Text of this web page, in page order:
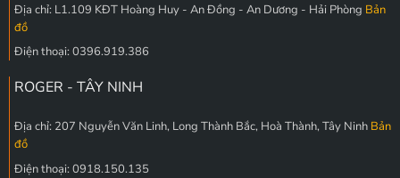
Địa chỉ: L1.109 KĐT Hoàng Huy - An Đồng - An Dương - Hải Phòng Bản
đồ
Điện thoại: 0396.919.386
ROGER - TÂY NINH
Địa chỉ: 207 Nguyễn Văn Linh, Long Thành Bắc, Hoà Thành, Tây Ninh Bản
đồ
Điện thoại: 0918.150.135